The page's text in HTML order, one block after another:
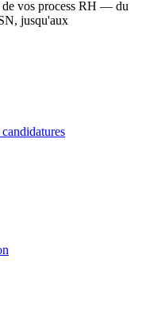
de vos process RH — du
jusqu'aux